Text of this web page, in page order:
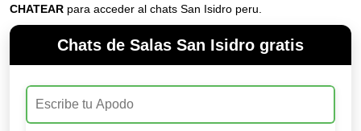
CHATEAR para acceder al chats San Isidro peru.
Chats de Salas San Isidro gratis